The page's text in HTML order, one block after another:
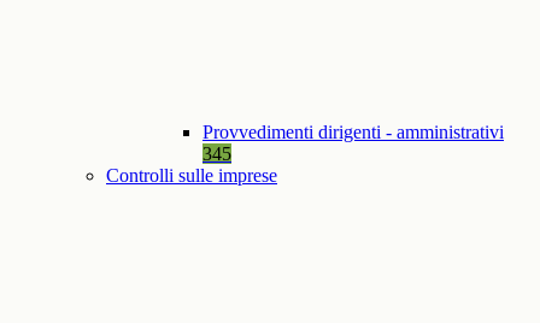
Provvedimenti dirigenti - amministrativi
345
Controlli sulle imprese